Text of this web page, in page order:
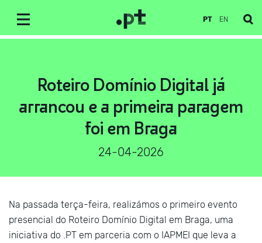
PT EN
Roteiro Domínio Digital já
arrancou e a primeira paragem
foi em Braga
24-04-2026
Na passada terça-feira, realizámos o primeiro evento
presencial do Roteiro Domínio Digital em Braga, uma
iniciativa do .PT em parceria com o IAPMEI que leva a